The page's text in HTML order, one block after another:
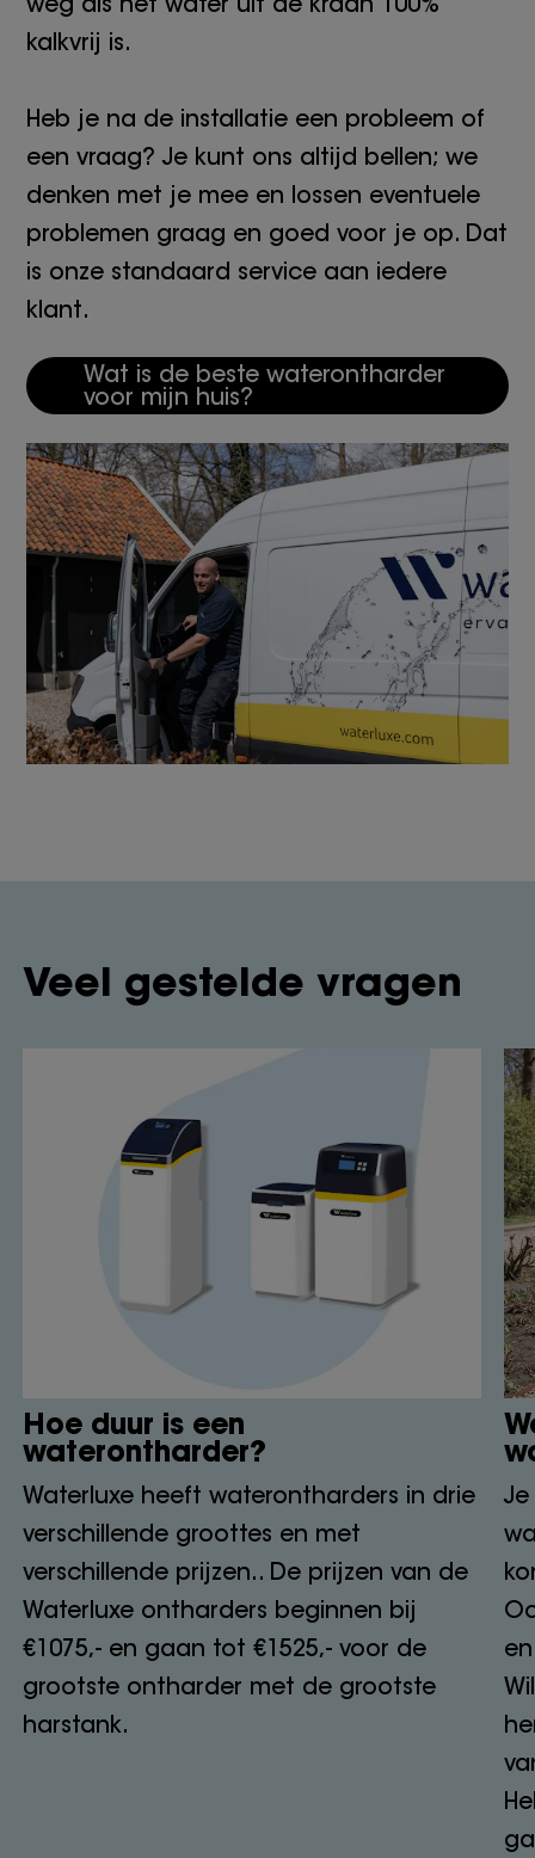
kalkvrij is.
Heb je na de installatie een probleem of
een vraag? Je kunt ons altijd bellen; we
denken met je mee en lossen eventuele
problemen graag en goed voor je op. Dat
is onze standaard service aan iedere
klant.
Wat is de beste waterontharder
voor mijn huis?
Veel gestelde vragen
Hoe duur is een
waterontharder?
Waterluxe heeft waterontharders in drie
verschillende groottes en met
verschillende prijzen.. De prijzen van de
Waterluxe ontharders beginnen bij
€1075,- en gaan tot €1525,- voor de
grootste ontharder met de grootste
harstank.